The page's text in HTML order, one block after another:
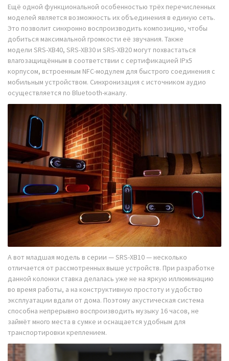
Ещё одной функциональной особенностью трёх перечисленных
моделей является возможность их объединения в единую сеть.
Это позволит синхронно воспроизводить композицию, чтобы
добиться максимальной громкости её звучания. Также
модели SRS-XB40, SRS-XB30 и SRS-XB20 могут похвастаться
влагозащищённым в соответствии с сертификацией IPx5
корпусом, встроенным NFC-модулем для быстрого соединения с
мобильным устройством. Синхронизация с источником аудио
осуществляется по Bluetooth-каналу.
А вот младшая модель в серии — SRS-XB10 — несколько
отличается от рассмотренных выше устройств. При разработке
данной колонки ставка делалась уже не на яркую иллюминацию
во время работы, а на конструктивную простоту и удобство
эксплуатации вдали от дома. Поэтому акустическая система
способна непрерывно воспроизводить музыку 16 часов, не
займёт много места в сумке и оснащается удобным для
транспортировки креплением.